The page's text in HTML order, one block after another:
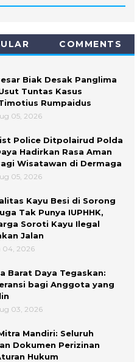
COMMENTS
Biak Desak Panglima
Tuntas Kasus
Rumpaidus
05, 2026
Police Ditpolairud Polda
Hadirkan Rasa Aman
Wisatawan di Dermaga
05, 2026
Kayu Besi di Sorong
Tak Punya IUPHHK,
Soroti Kayu Ilegal
Jalan
04, 2026
Barat Daya Tegaskan:
bagi Anggota yang
03, 2026
Mandiri: Seluruh
Dokumen Perizinan
Hukum